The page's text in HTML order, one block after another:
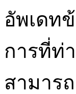
อัพเดท
การที่ท่
สามาร